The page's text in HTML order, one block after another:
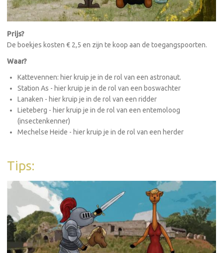
Prijs?
De boekjes kosten € 2,5 en zijn te koop aan de toegangspoorten.
Waar?
Kattevennen: hier kruip je in de rol van een astronaut.
Station As - hier kruip je in de rol van een boswachter
Lanaken - hier kruip je in de rol van een ridder
Lieteberg - hier kruip je in de rol van een entemoloog
(insectenkenner)
Mechelse Heide - hier kruip je in de rol van een herder
Tips: